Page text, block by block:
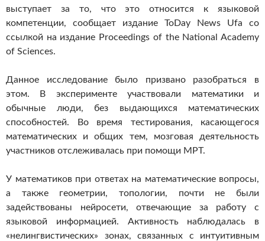
выступает за то, что это относится к языковой
компетенции, сообщает издание ToDay News Ufa со
ссылкой на издание Proceedings of the National Academy
of Sciences.
Данное исследование было призвано разобраться в
этом. В эксперименте участвовали математики и
обычные люди, без выдающихся математических
способностей. Во время тестирования, касающегося
математических и общих тем, мозговая деятельность
участников отслеживалась при помощи МРТ.
У математиков при ответах на математические вопросы,
а также геометрии, топологии, почти не были
задействованы нейросети, отвечающие за работу с
языковой информацией. Активность наблюдалась в
«нелингвистических» зонах, связанных с интуитивным